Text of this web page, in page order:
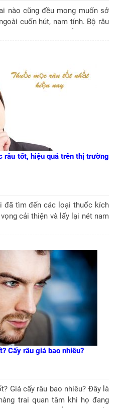
nào cũng đều mong muốn sở
cuốn hút, nam tính. Bộ râu
râu tốt, hiệu quả trên thị trường
đã tìm đến các loại thuốc kích
cải thiện và lấy lại nét nam
Cấy râu giá bao nhiêu?
Giá cấy râu bao nhiêu? Đây là
trai quan tâm khi họ đang